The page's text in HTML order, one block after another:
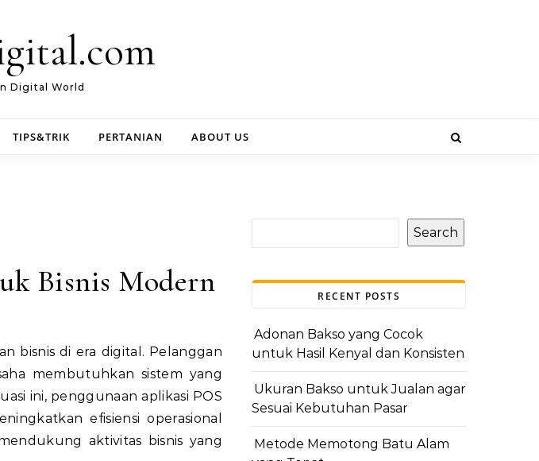
Digital World
TIPS&TRIK PERTANIAN ABOUT US
Bisnis Modern
membutuhkan sistem yang
ini, penggunaan aplikasi POS
efisiensi operasional
aktivitas bisnis yang
Search
RECENT POSTS
Adonan Bakso yang Cocok
untuk Hasil Kenyal dan Konsisten
Ukuran Bakso untuk Jualan agar
Sesuai Kebutuhan Pasar
Metode Memotong Batu Alam